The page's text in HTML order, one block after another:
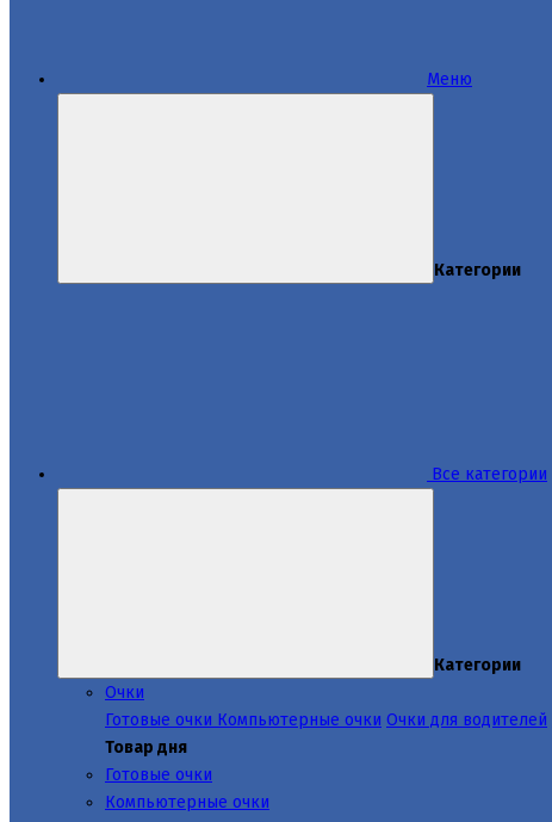
Меню
Категории
Все категории
Категории
Очки
Готовые очки Компьютерные очки Очки для водителей
Товар дня
Готовые очки
Компьютерные очки